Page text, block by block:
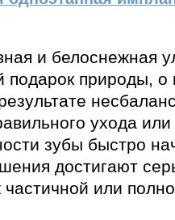
и белоснежная
подарок природы, о
ухода
зубы быстро
достигают
или